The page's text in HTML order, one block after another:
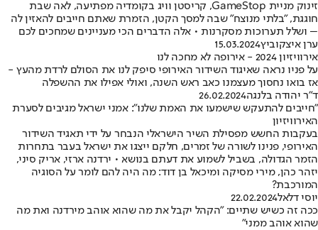
זינוק מניית GameStop, קריסטן וויג בקומדיה מפתיעה, לאה שבת
חוגגת, "בלתי מנוצח" שבה למסך הקטן, הזמרת שאתם חייבים להאזין לה
– ושלל תערוכות מסקרנות • אלה הדברים הכי מעניינים שמחכים לכם
ערן איצקוביץ15.03.2024
אירוויזיון 2024 - אירופה לא מחכה לנו
על פניו נראה שאיגוד השידור האירופי סיפק לנו את הסולם לרדת מהעץ -
אז בואו נחסוך מעצמנו כאב ראש השנה, ואולי אפילו את ההשפלה
ד"ר יהודה בלנגה26.02.2024
"חייבים להתעקש שישמעו את האמת שלנו": אמני ישראל מגיבים לסערת
האירוויזיון
בעקבות החשש מפסילת השיר הישראלי הנבחר על ידי תאגיד השידור
האירופי, פנינו לשורה של זמרים, חלקם ייצגו את ישראל בעבר בתחרות
הזמר הגדולה, בשביל לשמוע את דעתם בנושא • ירדנה ארזי, אריק סיני,
יזהר כהן, מירי מסיקה ומיכאל בן דוד: מה היה להם לומר על הסוגיה
המורכבת?
יוסי דלאל22.02.2024
ככה זה כשיש שתיים: "הקהל יקבל את מה שהוא אוהב מירדנה ואת מה
שהוא אוהב ממני"